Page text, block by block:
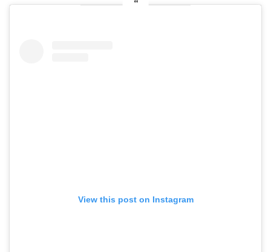
View this post on Instagram